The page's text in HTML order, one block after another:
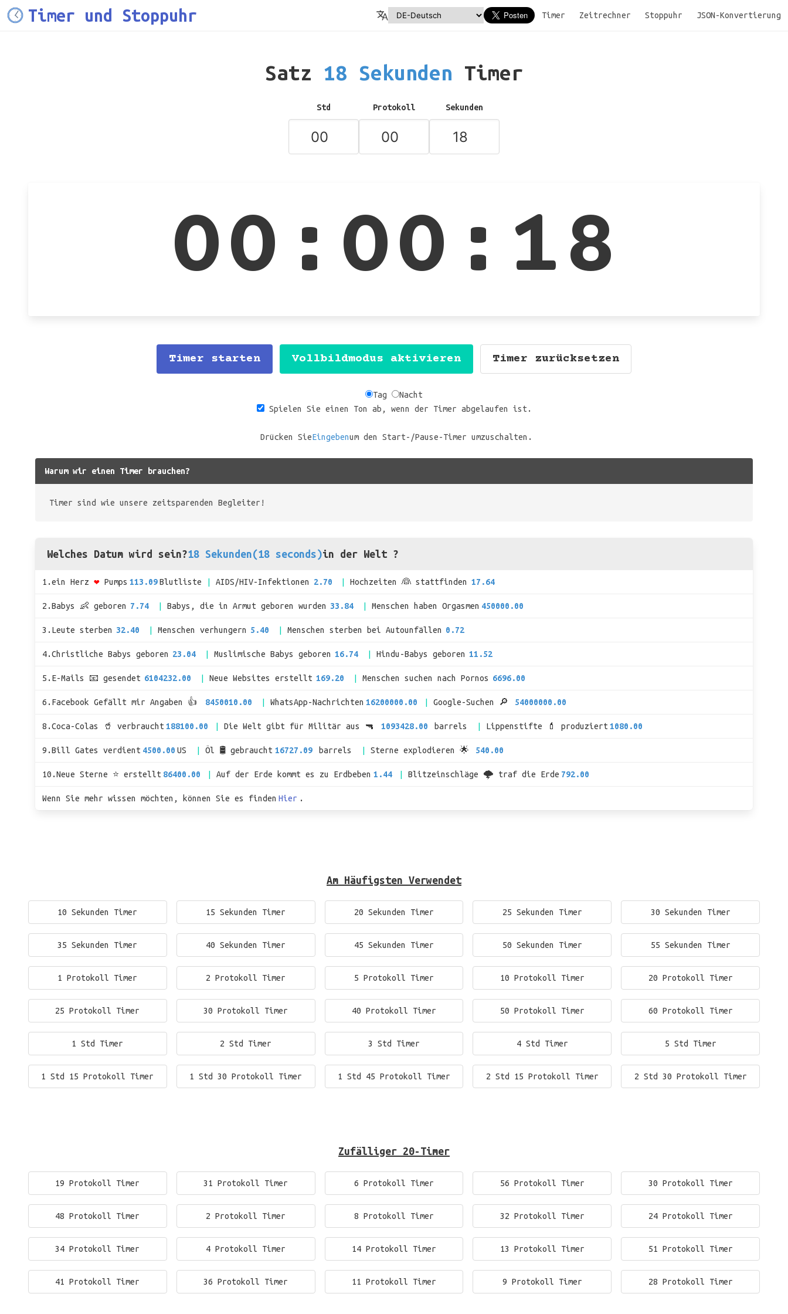
Timer und Stoppuhr Timer Zeitrechner Stoppuhr JSON-Konvertierung
Satz 18 Sekunden Timer
Std Protokoll Sekunden
00:00:18
Timer starten Vollbildmodus aktivieren Timer zurücksetzen
Tag
Nacht
Spielen Sie einen Ton ab, wenn der Timer abgelaufen ist.
Drücken SieEingebenum den Start-/Pause-Timer umzuschalten.
Warum wir einen Timer brauchen?
Timer sind wie unsere zeitsparenden Begleiter!
Welches Datum wird sein?18 Sekunden(18 seconds)in der Welt ?
1.ein Herz ❤ Pumps 113.09 Blutliste AIDS/HIV-Infektionen 2.70 Hochzeiten 👰 stattfinden 17.64
2.Babys 👶 geboren 7.74 Babys, die in Armut geboren wurden 33.84 Menschen haben Orgasmen 450000.00
3.Leute sterben 32.40 Menschen verhungern 5.40 Menschen sterben bei Autounfällen 0.72
4.Christliche Babys geboren 23.04 Muslimische Babys geboren 16.74 Hindu-Babys geboren 11.52
5.E-Mails 📧 gesendet 6104232.00 Neue Websites erstellt 169.20 Menschen suchen nach Pornos 6696.00
6.Facebook Gefällt mir Angaben 👍 8450010.00 WhatsApp-Nachrichten 16200000.00 Google-Suchen 🔎 54000000.00
8.Coca-Colas 🥤 verbraucht 188100.00 Die Welt gibt für Militär aus 🔫 1093428.00 barrels Lippenstifte 💄 produziert 1080.00
9.Bill Gates verdient 4500.00 US Öl 🛢 gebraucht 16727.09 barrels Sterne explodieren 🌟 540.00
10.Neue Sterne ⭐ erstellt 86400.00 Auf der Erde kommt es zu Erdbeben 1.44 Blitzeinschläge 🌩 traf die Erde 792.00
Wenn Sie mehr wissen möchten, können Sie es finden Hier .
Am Häufigsten Verwendet
10 Sekunden Timer 15 Sekunden Timer 20 Sekunden Timer 25 Sekunden Timer 30 Sekunden Timer
35 Sekunden Timer 40 Sekunden Timer 45 Sekunden Timer 50 Sekunden Timer 55 Sekunden Timer
1 Protokoll Timer 2 Protokoll Timer 5 Protokoll Timer 10 Protokoll Timer 20 Protokoll Timer
25 Protokoll Timer 30 Protokoll Timer 40 Protokoll Timer 50 Protokoll Timer 60 Protokoll Timer
1 Std Timer 2 Std Timer 3 Std Timer 4 Std Timer 5 Std Timer
1 Std 15 Protokoll Timer 1 Std 30 Protokoll Timer 1 Std 45 Protokoll Timer 2 Std 15 Protokoll Timer 2 Std 30 Protokoll Timer
Zufälliger 20-Timer
19 Protokoll Timer 31 Protokoll Timer 6 Protokoll Timer 56 Protokoll Timer 30 Protokoll Timer
48 Protokoll Timer 2 Protokoll Timer 8 Protokoll Timer 32 Protokoll Timer 24 Protokoll Timer
34 Protokoll Timer 4 Protokoll Timer 14 Protokoll Timer 13 Protokoll Timer 51 Protokoll Timer
41 Protokoll Timer 36 Protokoll Timer 11 Protokoll Timer 9 Protokoll Timer 28 Protokoll Timer